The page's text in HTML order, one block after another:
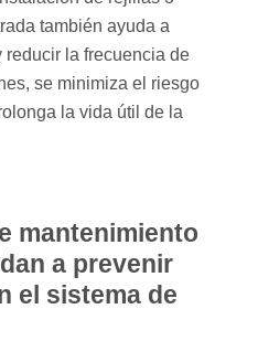
también ayuda a
reducir la frecuencia de
se minimiza el riesgo
la vida útil de la
mantenimiento
a prevenir
el sistema de